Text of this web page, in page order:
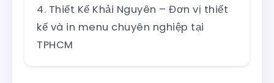
Thiết Kế Khải Nguyên – Đơn vị thiết
kế và in menu chuyên nghiệp tại
TPHCM